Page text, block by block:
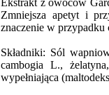
Ekstrakt z owoców
Zmniejsza apetyt i
znaczenie w
Składniki: Sól
cambogia L.,
wypełniająca